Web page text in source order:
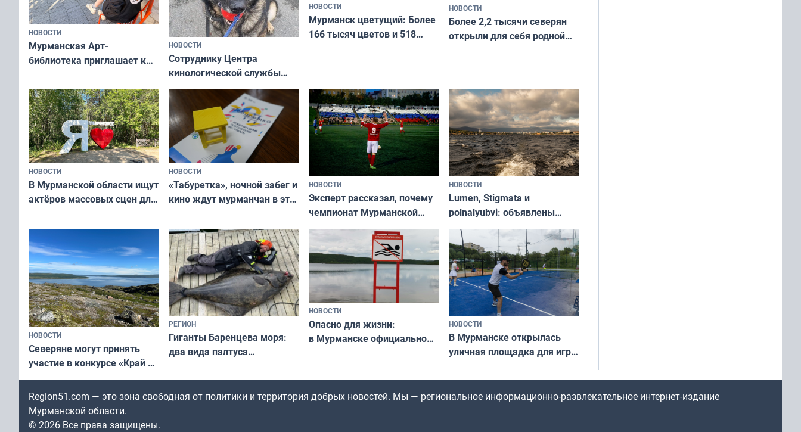
НОВОСТИ
Мурманская Арт-
библиотека приглашает к
и фотографов
НОВОСТИ
Сотруднику Центра
кинологической службы
ищут новый дом
НОВОСТИ
Мурманск цветущий: Более
166 тысяч цветов и 518
НОВОСТИ
Более 2,2 тысячи северян
открыли для себя родной
НОВОСТИ
В Мурманской области ищут
актёров массовых сцен для
короткометражном фильме
НОВОСТИ
«Табуретка», ночной забег и
кино ждут мурманчан в эти
НОВОСТИ
Эксперт рассказал, почему
чемпионат Мурманской
области по футболу остался
незамеченным
НОВОСТИ
Lumen, Stigmata и
polnalyubvi: объявлены
хедлайнеры фестиваля
«Имандра» в 2026 года
НОВОСТИ
Северяне могут принять
участие в конкурсе «Край у
северной границы: фотогид
по Печенгскому округу»
РЕГИОН
Гиганты Баренцева моря:
два вида палтуса
НОВОСТИ
Опасно для жизни:
в Мурманске официально
НОВОСТИ
В Мурманске открылась
уличная площадка для игры
Region51.com — это зона свободная от политики и территория добрых новостей. Мы — региональное информационно-развлекательное интернет-издание
Мурманской области.
© 2026 Все права защищены.